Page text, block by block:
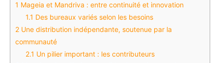
1 Mageia et Mandriva : entre continuité et innovation
1.1 Des bureaux variés selon les besoins
2 Une distribution indépendante, soutenue par la
communauté
2.1 Un pilier important : les contributeurs